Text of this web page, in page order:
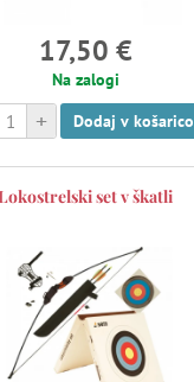
17,50 €
Na zalogi
+ Dodaj v košarico
set v škatli